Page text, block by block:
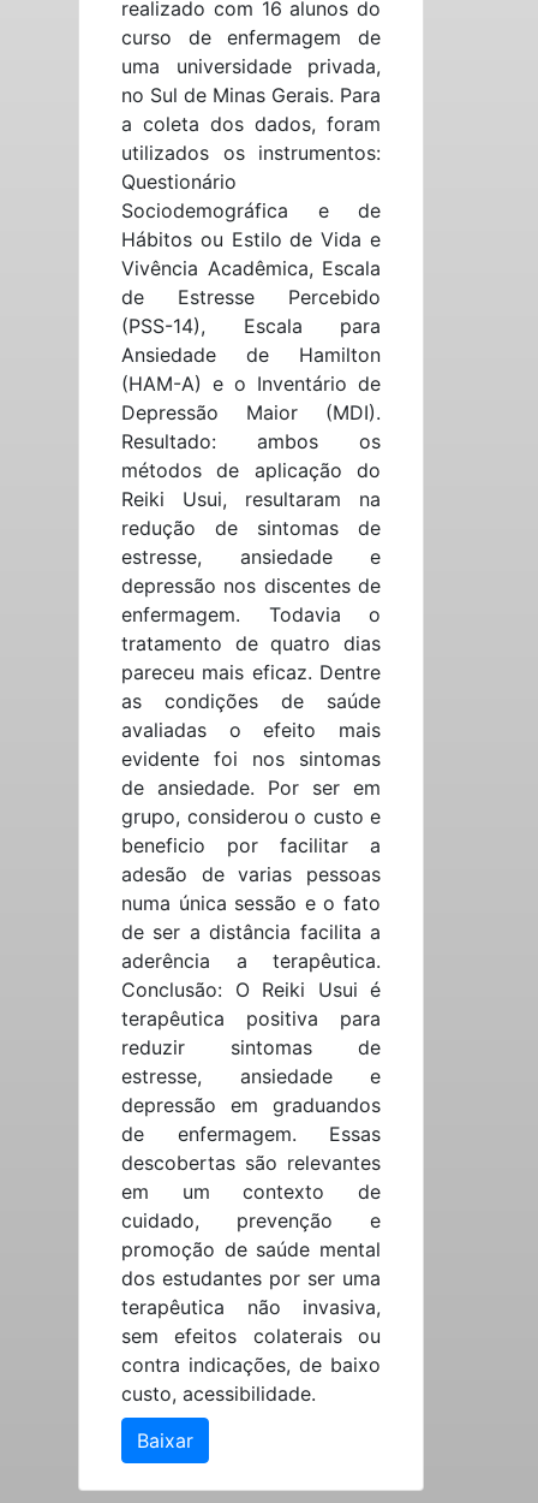
realizado com 16 alunos do
curso de enfermagem de
uma universidade privada,
no Sul de Minas Gerais. Para
a coleta dos dados, foram
utilizados os instrumentos:
Questionário
Sociodemográfica e de
Hábitos ou Estilo de Vida e
Vivência Acadêmica, Escala
de Estresse Percebido
(PSS-14), Escala para
Ansiedade de Hamilton
(HAM-A) e o Inventário de
Depressão Maior (MDI).
Resultado: ambos os
métodos de aplicação do
Reiki Usui, resultaram na
redução de sintomas de
estresse, ansiedade e
depressão nos discentes de
enfermagem. Todavia o
tratamento de quatro dias
pareceu mais eficaz. Dentre
as condições de saúde
avaliadas o efeito mais
evidente foi nos sintomas
de ansiedade. Por ser em
grupo, considerou o custo e
beneficio por facilitar a
adesão de varias pessoas
numa única sessão e o fato
de ser a distância facilita a
aderência a terapêutica.
Conclusão: O Reiki Usui é
terapêutica positiva para
reduzir sintomas de
estresse, ansiedade e
depressão em graduandos
de enfermagem. Essas
descobertas são relevantes
em um contexto de
cuidado, prevenção e
promoção de saúde mental
dos estudantes por ser uma
terapêutica não invasiva,
sem efeitos colaterais ou
contra indicações, de baixo
custo, acessibilidade.
Baixar